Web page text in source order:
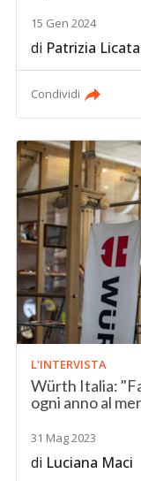
15 Gen 2024
di Patrizia Licata
Condividi
L'INTERVISTA
Würth Italia:
ogni anno al
31 Mag 2023
di Luciana Maci